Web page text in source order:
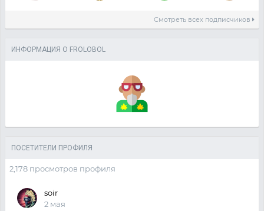
Смотреть всех подписчиков
ИНФОРМАЦИЯ О FROLOBOL
ПОСЕТИТЕЛИ ПРОФИЛЯ
2,178 просмотров профиля
soir
2 мая